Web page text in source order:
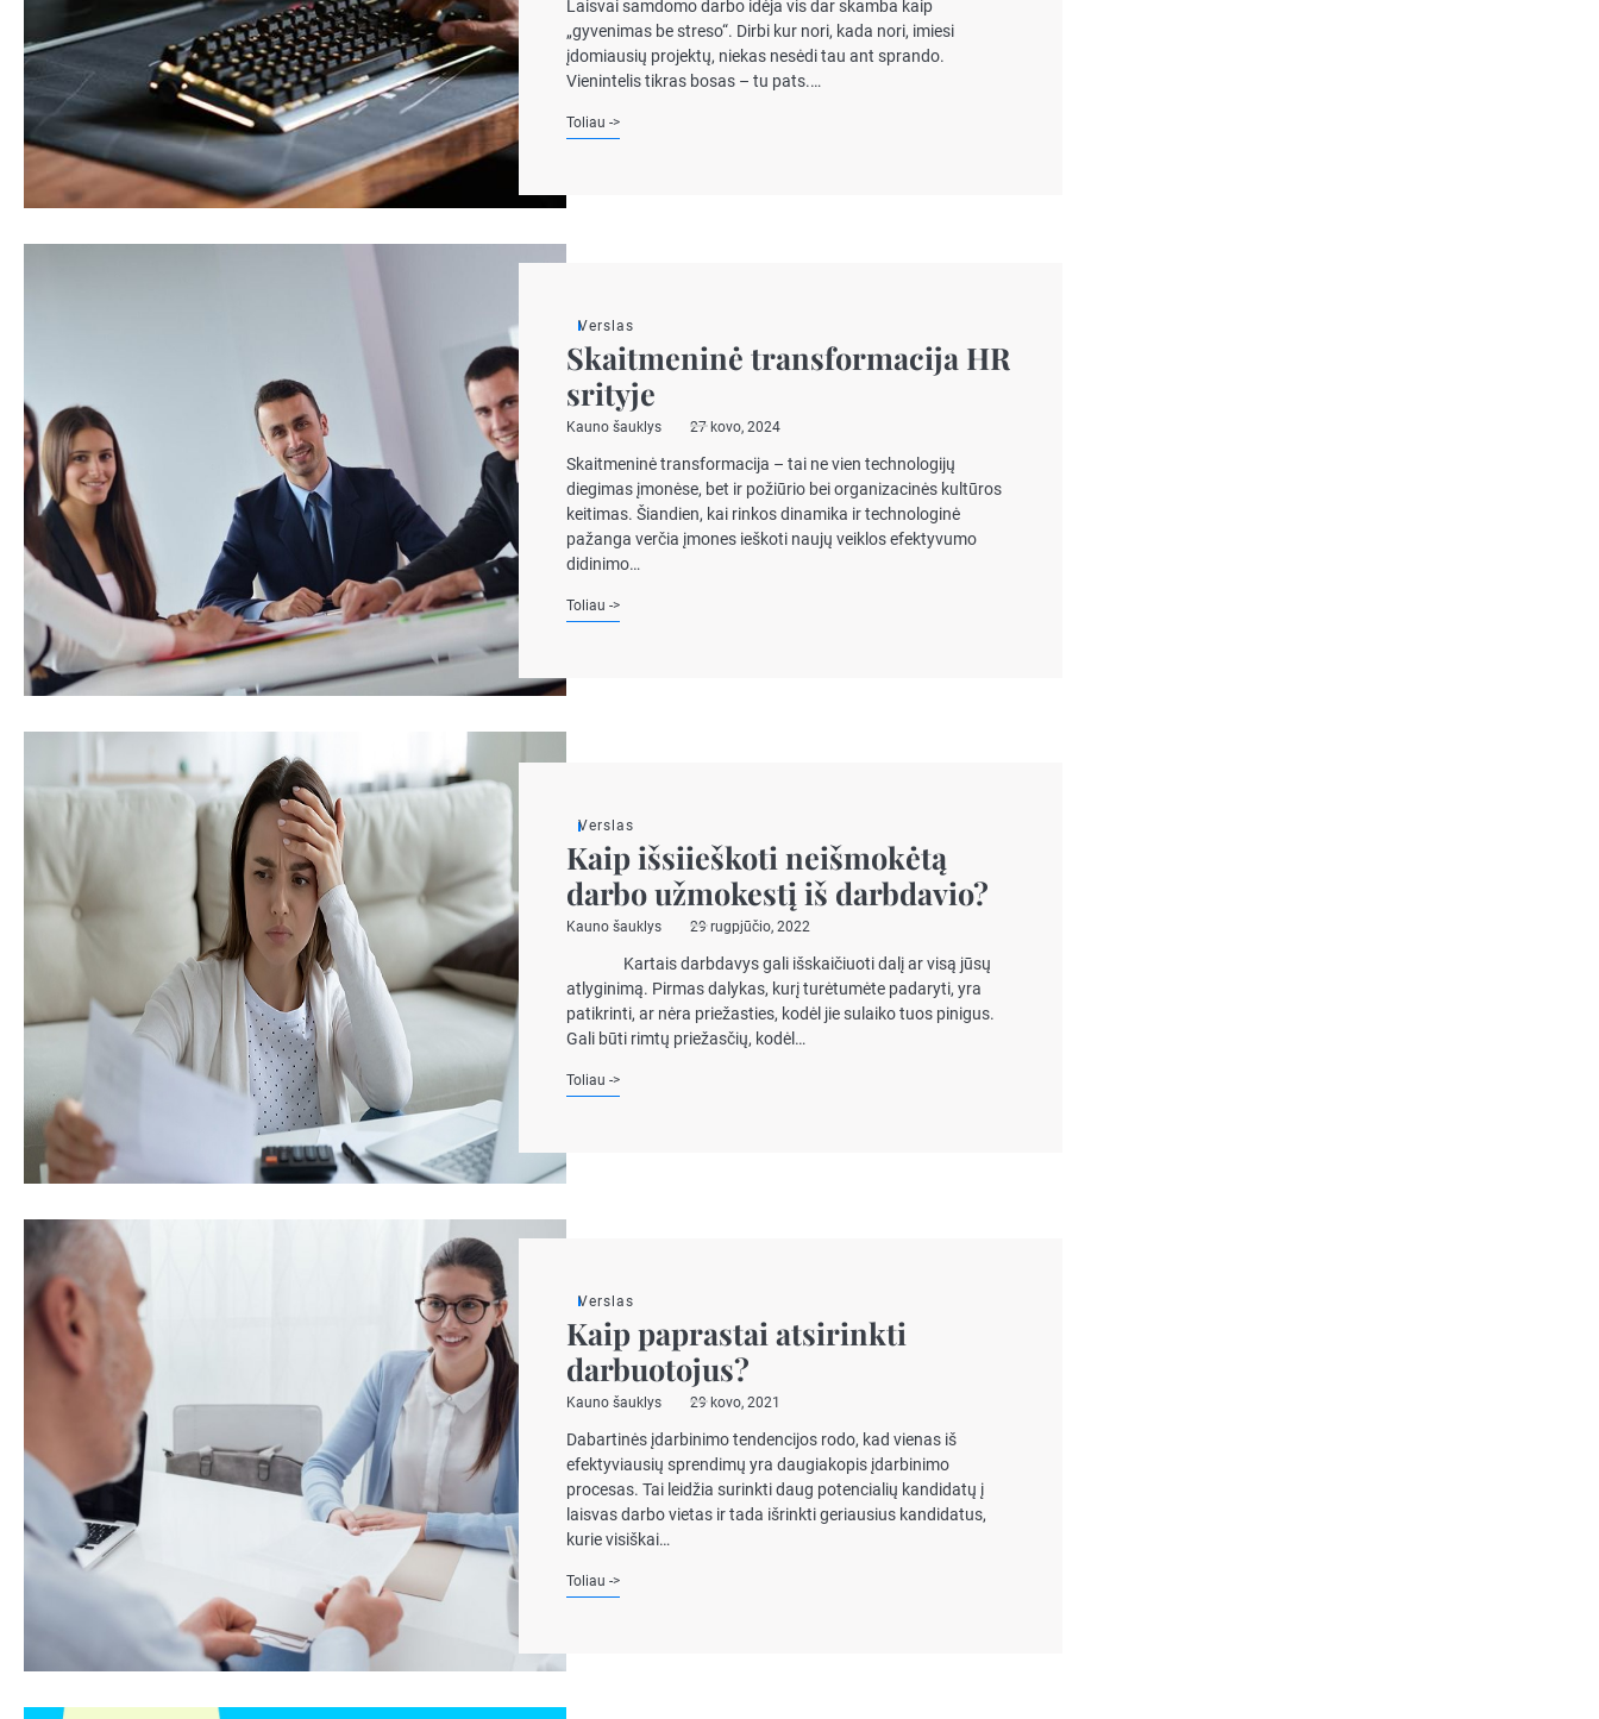
Laisvai samdomo darbo idėja vis dar skamba kaip
„gyvenimas be streso“. Dirbi kur nori, kada nori, imiesi
įdomiausių projektų, niekas nesėdi tau ant sprando.
Vienintelis tikras bosas – tu pats.…
Toliau ->
Verslas
Skaitmeninė transformacija HR
srityje
Kauno šauklys 27 kovo, 2024
Skaitmeninė transformacija – tai ne vien technologijų
diegimas įmonėse, bet ir požiūrio bei organizacinės kultūros
keitimas. Šiandien, kai rinkos dinamika ir technologinė
pažanga verčia įmones ieškoti naujų veiklos efektyvumo
didinimo…
Toliau ->
Verslas
Kaip išsiieškoti neišmokėtą
darbo užmokestį iš darbdavio?
Kauno šauklys 29 rugpjūčio, 2022
Kartais darbdavys gali išskaičiuoti dalį ar visą jūsų
atlyginimą. Pirmas dalykas, kurį turėtumėte padaryti, yra
patikrinti, ar nėra priežasties, kodėl jie sulaiko tuos pinigus.
Gali būti rimtų priežasčių, kodėl…
Toliau ->
Verslas
Kaip paprastai atsirinkti
darbuotojus?
Kauno šauklys 29 kovo, 2021
Dabartinės įdarbinimo tendencijos rodo, kad vienas iš
efektyviausių sprendimų yra daugiakopis įdarbinimo
procesas. Tai leidžia surinkti daug potencialių kandidatų į
laisvas darbo vietas ir tada išrinkti geriausius kandidatus,
kurie visiškai…
Toliau ->